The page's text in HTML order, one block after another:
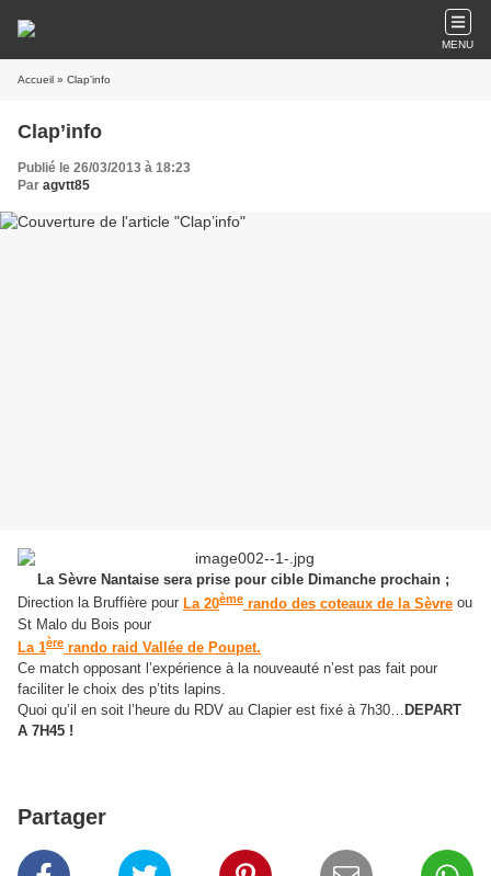
MENU
Accueil » Clap’info
Clap’info
Publié le 26/03/2013 à 18:23
Par agvtt85
La Sèvre Nantaise sera prise pour cible Dimanche prochain ;
Direction la Bruffière pour La 20ème rando des coteaux de la Sèvre ou
St Malo du Bois pour
La 1ère rando raid Vallée de Poupet.
Ce match opposant l’expérience à la nouveauté n’est pas fait pour
faciliter le choix des p’tits lapins.
Quoi qu’il en soit l’heure du RDV au Clapier est fixé à 7h30… DEPART
A 7H45 !
Partager